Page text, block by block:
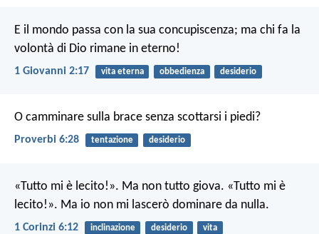
E il mondo passa con la sua concupiscenza; ma chi fa la
volontà di Dio rimane in eterno!
1 Giovanni 2:17 vita eterna obbedienza desiderio
O camminare sulla brace senza scottarsi i piedi?
Proverbi 6:28 tentazione desiderio
«Tutto mi è lecito!». Ma non tutto giova. «Tutto mi è
lecito!». Ma io non mi lascerò dominare da nulla.
1 Corinzi 6:12 inclinazione desiderio vita